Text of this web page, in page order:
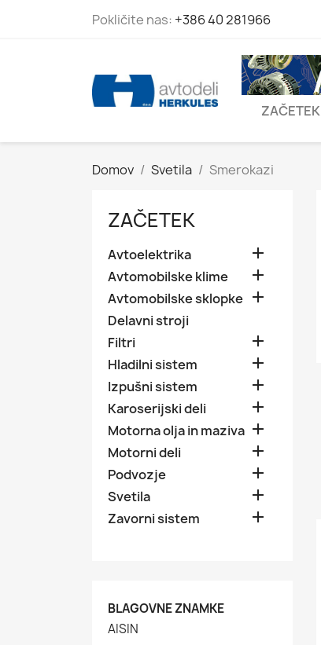
Pokličite nas: +386 40 281966
ZAČETEK
Domov Svetila Smerokazi
ZAČETEK
Avtoelektrika 
Avtomobilske klime 
Avtomobilske sklopke 
Delavni stroji
Filtri

Hladilni sistem 
Izpušni sistem 
Karoserijski deli 
Motorna olja in maziva 
Motorni deli 
Podvozje 
Svetila 
Zavorni sistem 
BLAGOVNE ZNAMKE
AISIN